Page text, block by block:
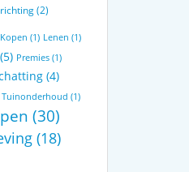
(2)
Kopen (1) Lenen (1)
Premies(1)
(4)
Tuinonderhoud (1)
(30)
(18)